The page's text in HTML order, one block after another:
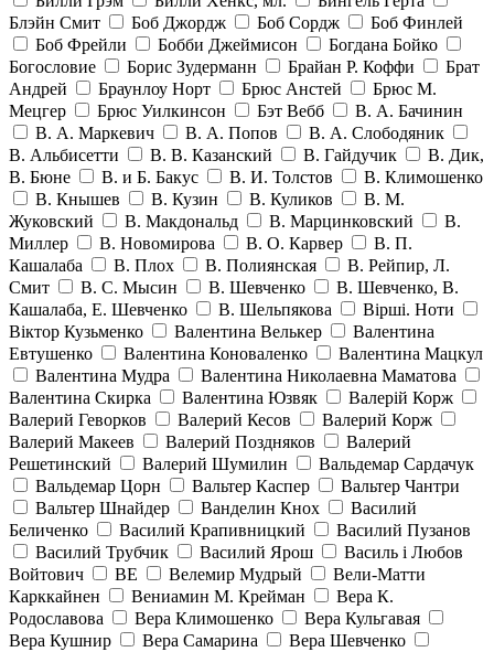
Блэйн Смит
Боб Джордж Боб Сордж
Боб Финлей
Боб Фрейли
Бобби Джеймисон
Богдана Бойко
Богословие
Борис Зудерманн Брайан Р. Коффи
Брат
Андрей
Браунлоу Норт Брюс Анстей
Брюс М.
Мецгер
Брюс Уилкинсон Бэт Вебб
В. А. Бачинин
В. А. Маркевич
В. А. Попов
В. А. Слободяник
В. Альбисетти
В. В. Казанский В. Гайдучик
В. Дик,
В. Бюне
В. и Б. Бакус В. И. Толстов
В. Климошенко
В. Кнышев
В. Кузин В. Куликов
В. М.
Жуковский
В. Макдональд В. Марцинковский
В.
Миллер
В. Новомирова В. О. Карвер
В. П.
Кашалаба
В. Плох В. Полиянская
В. Рейпир, Л.
Смит
В. С. Мысин В. Шевченко
В. Шевченко, В.
Кашалаба, Е. Шевченко
В. Шельпякова
Вiршi. Ноти
Віктор Кузьменко
Валентина Велькер
Валентина
Евтушенко
Валентина Коноваленко
Валентина Мацкул
Валентина Мудра
Валентина Николаевна Маматова
Валентина Скирка
Валентина Юзвяк
Валерій Корж
Валерий Геворков
Валерий Кесов
Валерий Корж
Валерий Макеев
Валерий Поздняков
Валерий
Решетинский
Валерий Шумилин
Вальдемар Сардачук
Вальдемар Цорн
Вальтер Каспер
Вальтер Чантри
Вальтер Шнайдер
Ванделин Кнох
Василий
Беличенко
Василий Крапивницкий
Василий Пузанов
Василий Трубчик
Василий Ярош
Василь і Любов
Войтович
ВЕ Велемир Мудрый
Вели-Матти
Карккайнен
Вениамин М. Крейман
Вера К.
Родославова
Вера Климошенко
Вера Кульгавая
Вера Кушнир
Вера Самарина
Вера Шевченко